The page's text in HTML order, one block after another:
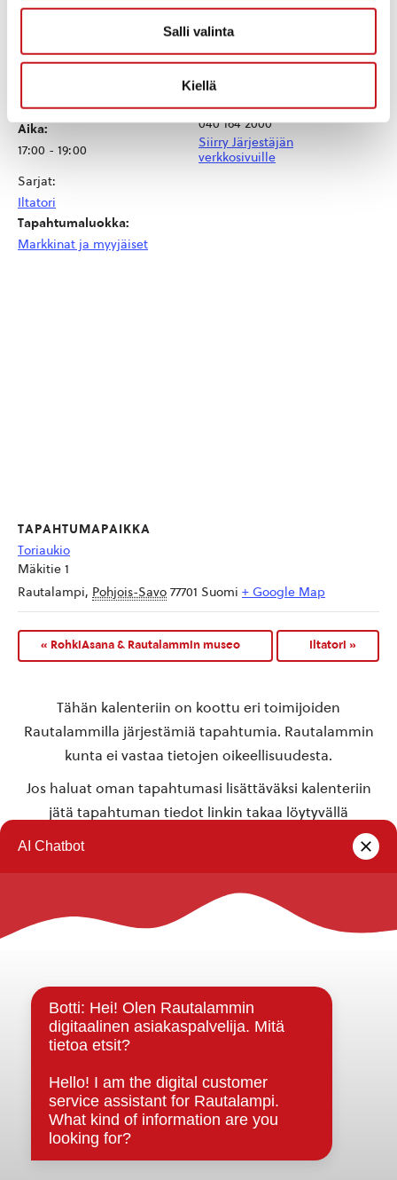
Salli valinta
Kiellä
TIEDOT
to 2.7.2020
Aika:
17:00 - 19:00
Sarjat:
Iltatori
Tapahtumaluokka:
Markkinat ja myyjäiset
JÄRJESTÄJÄ
Rautalammin kunta
040 164 2000
Siirry Järjestäjän
verkkosivuille
TAPAHTUMAPAIKKA
Toriaukio
Mäkitie 1
Rautalampi, Pohjois-Savo 77701 Suomi + Google Map
« RohkiAsana & Rautalammin museo Iltatori »
Tähän kalenteriin on koottu eri toimijoiden
Rautalammilla järjestämiä tapahtumia. Rautalammin
kunta ei vastaa tietojen oikeellisuudesta.
Jos haluat oman tapahtumasi lisättäväksi kalenteriin
jätä tapahtuman tiedot linkin takaa löytyvällä
Rautalammin kunta
Strategiat, ohjelmat, ohjeet, suunnitelmat, säännöt ja
sopimukset
Asiakirjajulkisuuskuvaus
Evästeet
Saavutettavuusseloste
Tietosuoja
Tietosuojaselosteet